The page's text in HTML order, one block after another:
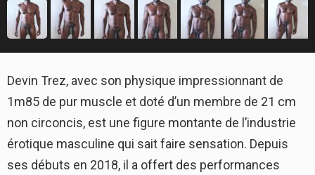
Devin Trez, avec son physique impressionnant de
1m85 de pur muscle et doté d’un membre de 21 cm
non circoncis, est une figure montante de l’industrie
érotique masculine qui sait faire sensation. Depuis
ses débuts en 2018, il a offert des performances